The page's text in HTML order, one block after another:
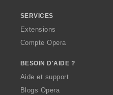
SERVICES
Extensions
Compte Opera
BESOIN D'AIDE ?
Aide et support
Blogs Opera